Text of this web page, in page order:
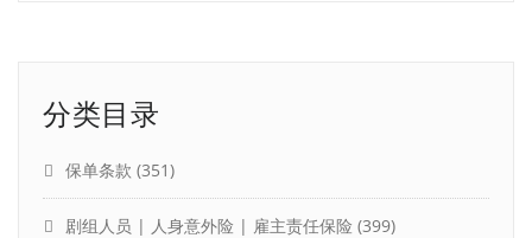
分类目录
保单条款 (351)
剧组人员 | 人身意外险 | 雇主责任保险 (399)